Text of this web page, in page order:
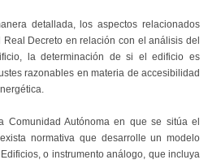
detallada, los aspectos relacionados
Decreto en relación con el análisis del
la determinación de si el edificio es
razonables en materia de accesibilidad
Autónoma en que se sitúa el
normativa que desarrolle un modelo
o instrumento análogo, que incluya